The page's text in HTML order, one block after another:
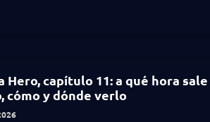
Hero, capítulo 11: a qué hora sale
cómo y dónde verlo